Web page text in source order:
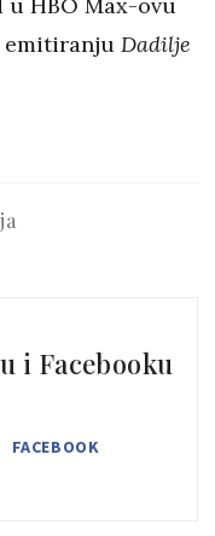
u HBO Max-ovu
emitiranju Dadilje
i Facebooku
FACEBOOK